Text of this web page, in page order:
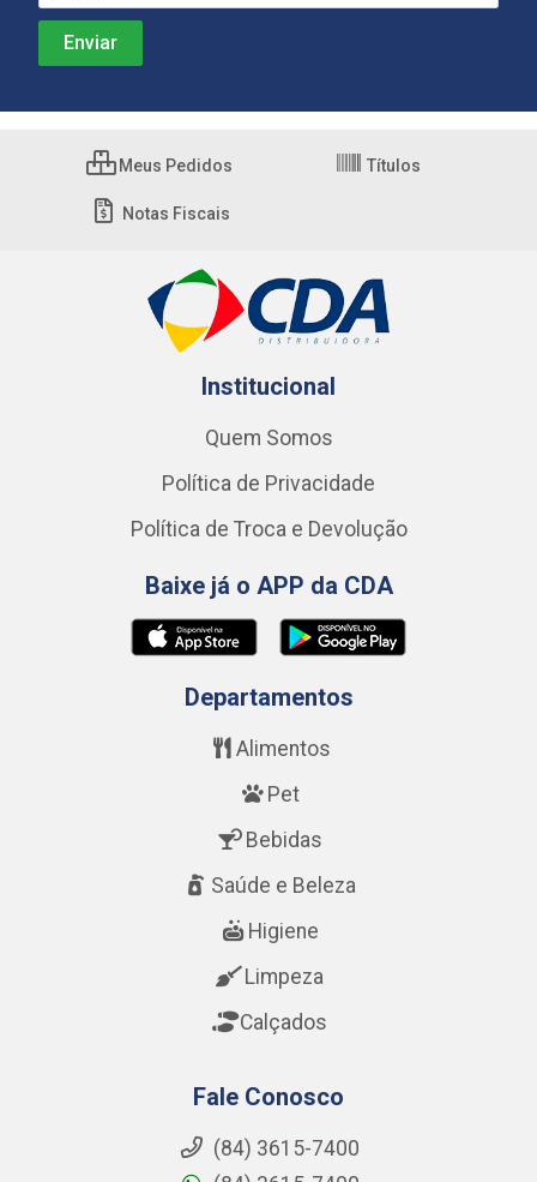
Meus Pedidos Títulos
Notas Fiscais
Institucional
Quem Somos
Política de Privacidade
Política de Troca e Devolução
Baixe já o APP da CDA
Departamentos
Alimentos
Pet
Bebidas
Saúde e Beleza
Higiene
Limpeza
Calçados
Fale Conosco
(84) 3615-7400